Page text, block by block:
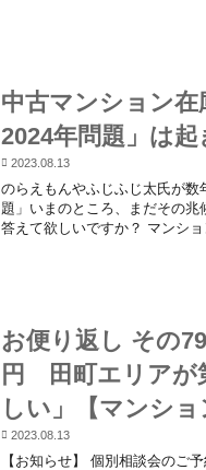
中古マンション
2024年問題」は起
2023.08.13
のらえもんやふじふじ太氏が数
題」いまのところ、まだその
答えて欲しいですか？ マンシ
お便り返し その
円 田町エリアが
しい」【マンショ
2023.08.13
【お知らせ】 個別相談会のご